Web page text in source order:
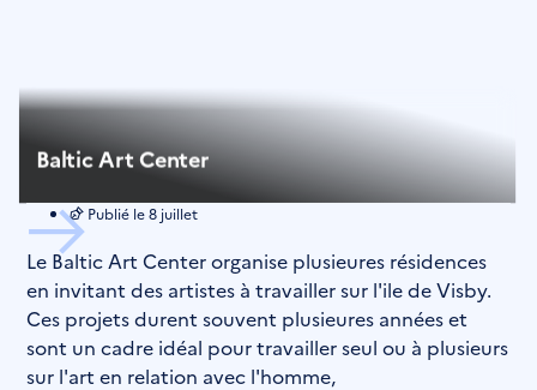
Baltic Art Center
Publié le8 juillet
Le Baltic Art Center organise plusieures résidences
en invitant des artistes à travailler sur l'ile de Visby.
Ces projets durent souvent plusieures années et
sont un cadre idéal pour travailler seul ou à plusieurs
sur l'art en relation avec l'homme,